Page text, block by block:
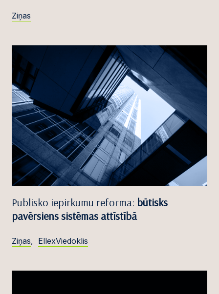
Ziņas
Publisko iepirkumu reforma: būtisks
pavērsiens sistēmas attīstībā
Ziņas, EllexViedoklis